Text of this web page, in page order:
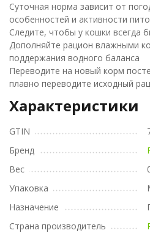
Суточная норма зависит от
особенностей и активности
Следите, чтобы у кошки всегда
Дополняйте рацион влажными
поддержания водного баланса
Переводите на новый корм
плавно переводите исходный
Характеристики
GTIN
Бренд
Вес
Упаковка
Назначение
Страна производитель